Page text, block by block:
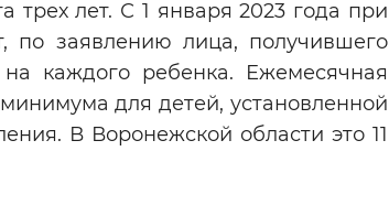
трех лет. С 1 января 2023 года при
по заявлению лица, получившего
каждого ребенка. Ежемесячная
для детей, установленной
В Воронежской области это 11